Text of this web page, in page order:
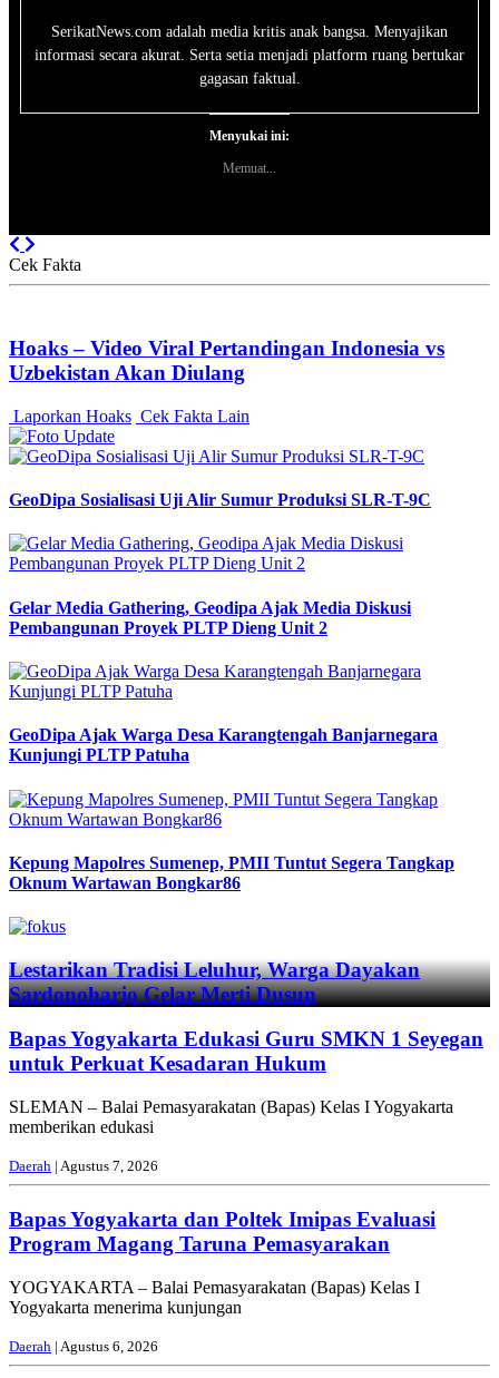
SerikatNews.com adalah media kritis anak bangsa. Menyajikan
informasi secara akurat. Serta setia menjadi platform ruang bertukar
gagasan faktual.
Menyukai ini:
Memuat...
Previous
Cek Fakta
Hoaks – Video Viral Pertandingan Indonesia vs
Uzbekistan Akan Diulang
Laporkan Hoaks Cek Fakta Lain
GeoDipa Sosialisasi Uji Alir Sumur Produksi SLR-T-9C
Gelar Media Gathering, Geodipa Ajak Media Diskusi
Pembangunan Proyek PLTP Dieng Unit 2
GeoDipa Ajak Warga Desa Karangtengah Banjarnegara
Kunjungi PLTP Patuha
Kepung Mapolres Sumenep, PMII Tuntut Segera Tangkap
Oknum Wartawan Bongkar86
Previous
Next
Lestarikan Tradisi Leluhur, Warga Dayakan
Sardonoharjo Gelar Merti Dusun
Bapas Yogyakarta Edukasi Guru SMKN 1 Seyegan
untuk Perkuat Kesadaran Hukum
SLEMAN – Balai Pemasyarakatan (Bapas) Kelas I Yogyakarta
memberikan edukasi
Daerah | Agustus 7, 2026
Bapas Yogyakarta dan Poltek Imipas Evaluasi
Program Magang Taruna Pemasyarakan
YOGYAKARTA – Balai Pemasyarakatan (Bapas) Kelas I
Yogyakarta menerima kunjungan
Daerah | Agustus 6, 2026